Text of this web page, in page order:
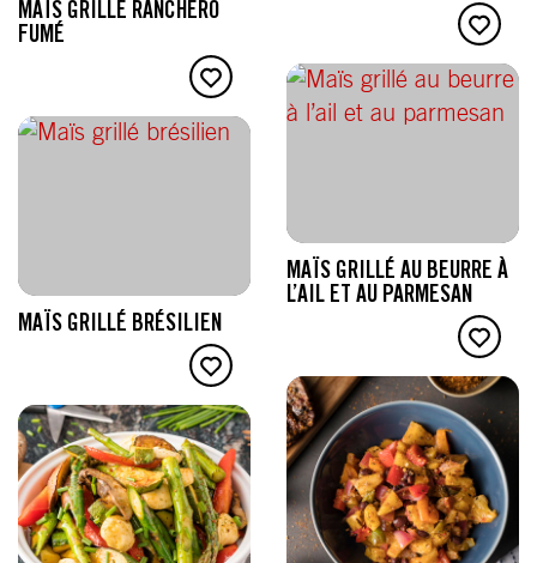
MAÏS GRILLÉ RANCHERO
FUMÉ
MAÏS GRILLÉ AU BEURRE À
L’AIL ET AU PARMESAN
MAÏS GRILLÉ BRÉSILIEN